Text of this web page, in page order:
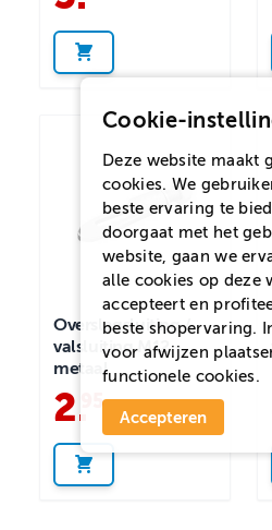
Overslagsluiting /
valsluiting M12 -
metaal
2. 95
Cookie-
Deze website maakt
cookies. We
beste ervaring te
doorgaat met het
website, gaan we
alle cookies op deze
accepteert en
beste shopervaring.
voor afwijzen
functionele cookies.
Accepteren